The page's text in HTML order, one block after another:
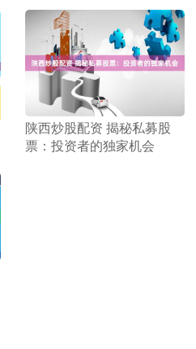
​陕西炒股配资 揭秘私募股
票：投资者的独家机会